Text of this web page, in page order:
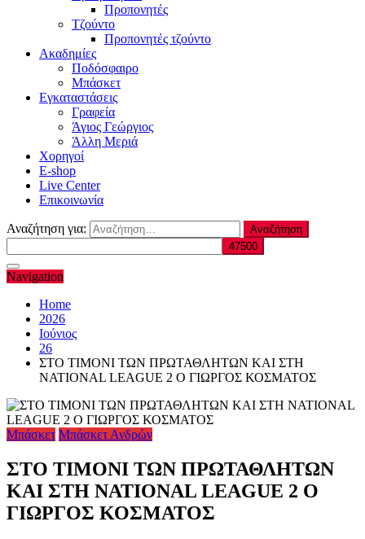
Προπονητές
Τζούντο
Προπονητές τζούντο
Ακαδημίες
Ποδόσφαιρο
Μπάσκετ
Εγκαταστάσεις
Γραφεία
Άγιος Γεώργιος
Άλλη Μεριά
Χορηγοί
E-shop
Live Center
Επικοινωνία
Αναζήτηση για:
Navigation
Home
2026
Ιούνιος
26
ΣΤΟ ΤΙΜΟΝΙ ΤΩΝ ΠΡΩΤΑΘΛΗΤΩΝ ΚΑΙ ΣΤΗ
NATIONAL LEAGUE 2 Ο ΓΙΩΡΓΟΣ ΚΟΣΜΑΤΟΣ
Μπάσκετ Μπάσκετ Ανδρών
ΣΤΟ ΤΙΜΟΝΙ ΤΩΝ ΠΡΩΤΑΘΛΗΤΩΝ
ΚΑΙ ΣΤΗ NATIONAL LEAGUE 2 Ο
ΓΙΩΡΓΟΣ ΚΟΣΜΑΤΟΣ